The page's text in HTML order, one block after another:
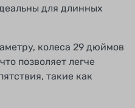
для длинных
колеса 29 дюймов
позволяет легче
такие как